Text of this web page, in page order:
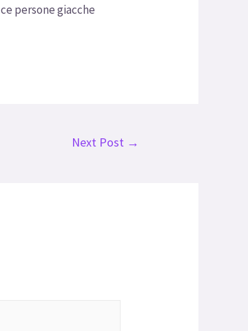
persone giacche
Next Post →